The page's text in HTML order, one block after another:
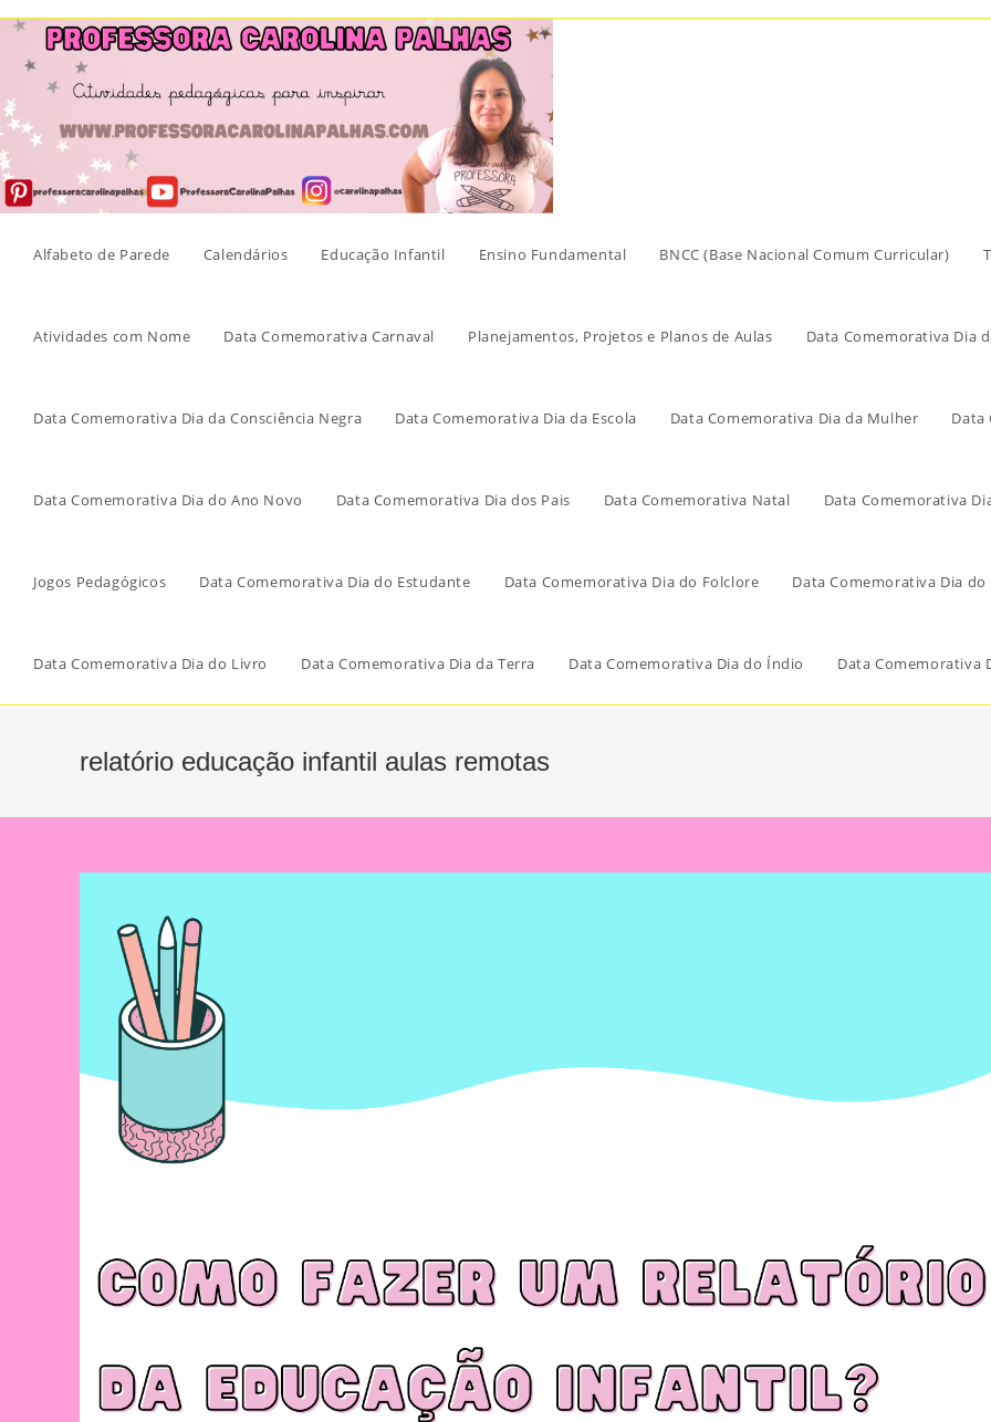
Skip
content
Alfabeto de Parede Calendários Educação Infantil Ensino Fundamental BNCC (Base Nacional Comum Curricular)
Atividades com Nome Data Comemorativa Carnaval Planejamentos, Projetos e Planos de Aulas Data Comemorativa Dia
Data Comemorativa Dia da Consciência Negra Data Comemorativa Dia da Escola Data Comemorativa Dia da Mulher Data
Data Comemorativa Dia do Ano Novo Data Comemorativa Dia dos Pais Data Comemorativa Natal Data Comemorativa
Jogos Pedagógicos Data Comemorativa Dia do Estudante Data Comemorativa Dia do Folclore Data Comemorativa Dia do
Data Comemorativa Dia do Livro Data Comemorativa Dia da Terra Data Comemorativa Dia do Índio Data Comemorativa
relatório educação infantil aulas remotas